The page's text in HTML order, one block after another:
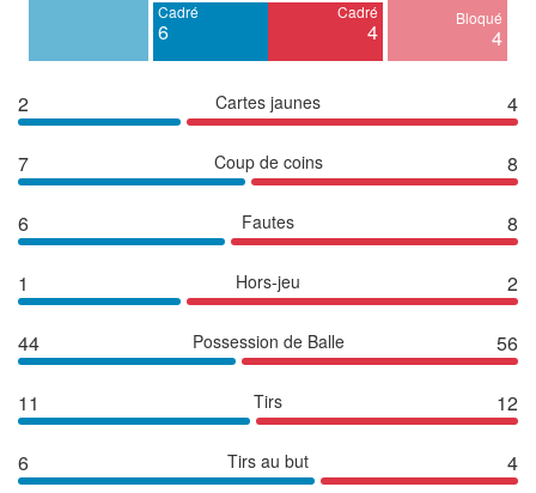
Cadré
6
Cadré
4
Bloqué
4
2 Cartes jaunes 4
7 Coup de coins 8
6 Fautes 8
1 Hors-jeu 2
44 Possession de Balle 56
11 Tirs 12
6 Tirs au but 4